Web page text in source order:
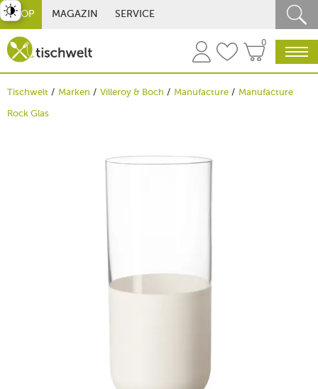
SHOP MAGAZIN SERVICE
0
Tischwelt Marken Villeroy & Boch Manufacture
Manufacture
Rock Glas
umschalten